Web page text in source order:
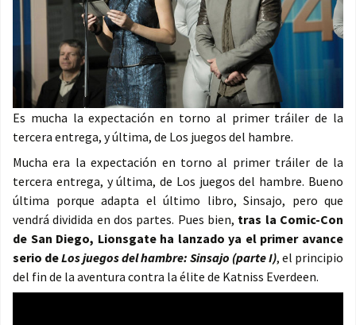
Es mucha la expectación en torno al primer tráiler de la
tercera entrega, y última, de Los juegos del hambre.
Mucha era la expectación en torno al primer tráiler de la
tercera entrega, y última, de Los juegos del hambre. Bueno
última porque adapta el último libro, Sinsajo, pero que
vendrá dividida en dos partes. Pues bien, tras la Comic-Con
de San Diego, Lionsgate ha lanzado ya el primer avance
serio deLos juegos del hambre: Sinsajo (parte I), el principio
del fin de la aventura contra la élite de Katniss Everdeen.